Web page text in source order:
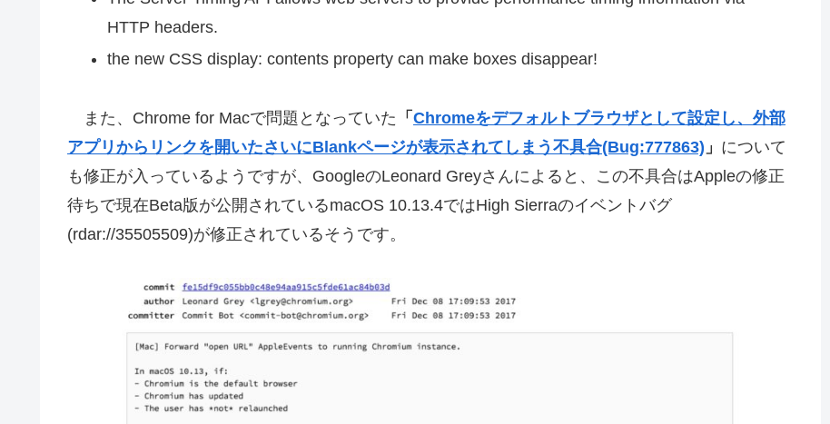
HTTP headers.
the new CSS display: contents property can make boxes disappear!
また、Chrome for Macで問題となっていた 「 Chromeをデフォルトブラウザとして設定し、外部
アプリからリンクを開いたさいにBlankページが表示されてしまう不具合(Bug:777863) 」 について
も修正が入っているようですが、GoogleのLeonard Greyさんによると、この不具合はAppleの修正
待ちで現在Beta版が公開されているmacOS 10.13.4ではHigh Sierraのイベントバグ
(rdar://35505509)が修正されているそうです。